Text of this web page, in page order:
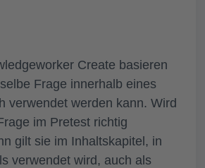
Create basieren
Frage innerhalb eines
verwendet werden kann. Wird
im Pretest richtig
gilt sie im Inhaltskapitel, in
verwendet wird, auch als